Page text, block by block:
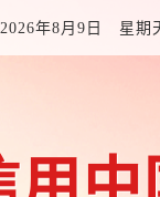
2026年8月9日 星期